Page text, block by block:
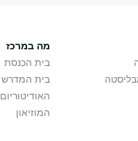
מה במרכז
בית הכנסת
בית המדרש
האודיטוריום
המוזיאון